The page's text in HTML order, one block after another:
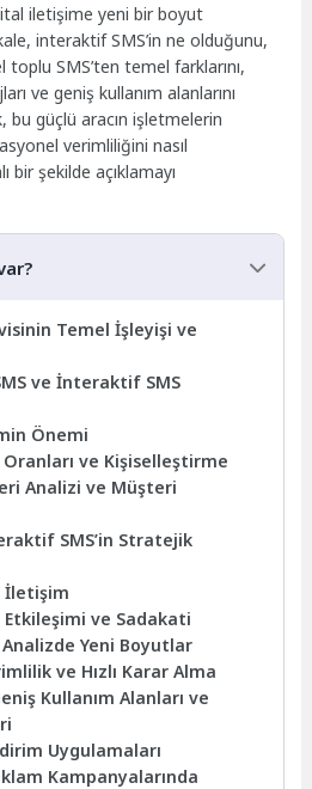
iletişime yeni bir boyut
interaktif SMS’in ne olduğunu,
toplu SMS’ten temel farklarını,
ve geniş kullanım alanlarını
bu güçlü aracın işletmelerin
verimliliğini nasıl
bir şekilde açıklamayı
Temel İşleyişi ve
ve İnteraktif SMS
Önemi
ve Kişiselleştirme
Analizi ve Müşteri
SMS’in Stratejik
İletişim
ve Sadakati
Yeni Boyutlar
ve Hızlı Karar Alma
Kullanım Alanları ve
Uygulamaları
Kampanyalarında